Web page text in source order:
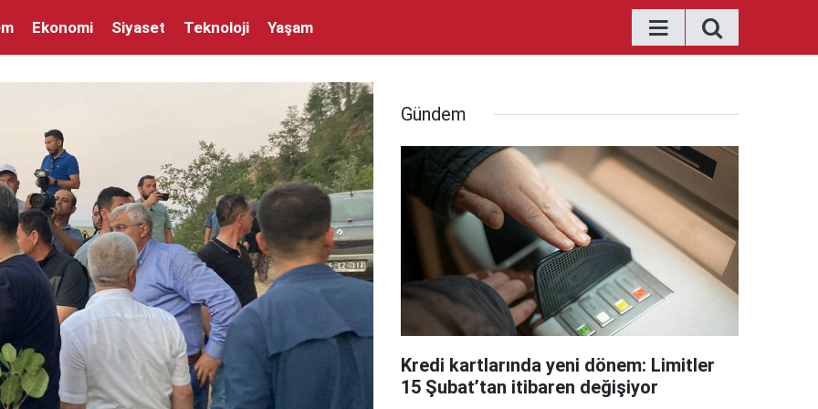
Ekonomi Siyaset Teknoloji Yaşam
Gündem
Kredi kartlarında yeni dönem: Limitler
15 Şubat’tan itibaren değişiyor